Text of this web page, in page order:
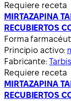
Requiere receta
MIRTAZAPINA
RECUBIERTOS
Forma
Principio activo:
Fabricante:
Requiere receta
MIRTAZAPINA
RECUBIERTOS